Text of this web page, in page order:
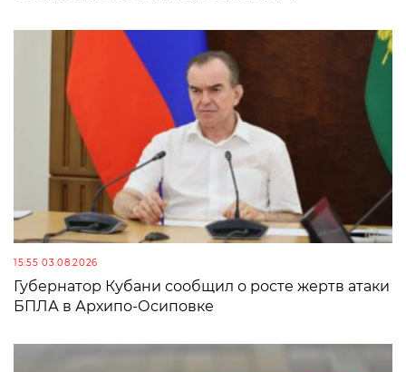
15:55 03.08.2026
Губернатор Кубани сообщил о росте жертв атаки
БПЛА в Архипо-Осиповке